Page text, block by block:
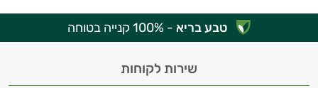
טבע בריא - 100% קנייה בטוחה
שירות לקוחות